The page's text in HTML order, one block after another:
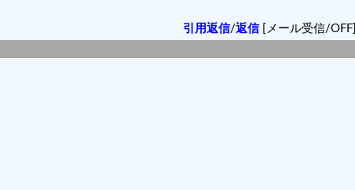
引用返信/返信[メール受信/OFF]